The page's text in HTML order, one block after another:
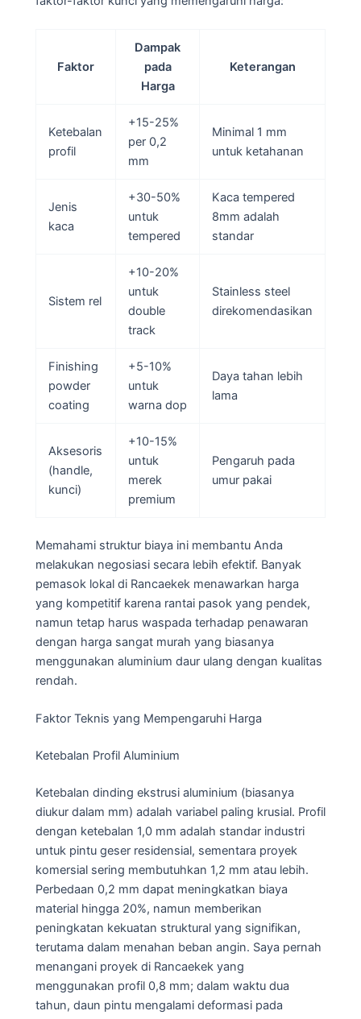
Faktor
Dampak
pada
Harga
Keterangan
Ketebalan
profil
+15-25%
per 0,2
mm
Minimal 1 mm
untuk ketahanan
Jenis
kaca
+30-50%
untuk
tempered
Kaca tempered
8mm adalah
standar
Sistem rel
+10-20%
untuk
double
track
Stainless steel
direkomendasikan
Finishing
powder
coating
+5-10%
untuk
warna dop
Daya tahan lebih
lama
Aksesoris
(handle,
kunci)
+10-15%
untuk
merek
premium
Pengaruh pada
umur pakai
Memahami struktur biaya ini membantu Anda
melakukan negosiasi secara lebih efektif. Banyak
pemasok lokal di Rancaekek menawarkan harga
yang kompetitif karena rantai pasok yang pendek,
namun tetap harus waspada terhadap penawaran
dengan harga sangat murah yang biasanya
menggunakan aluminium daur ulang dengan kualitas
rendah.
Faktor Teknis yang Mempengaruhi Harga
Ketebalan Profil Aluminium
Ketebalan dinding ekstrusi aluminium (biasanya
diukur dalam mm) adalah variabel paling krusial. Profil
dengan ketebalan 1,0 mm adalah standar industri
untuk pintu geser residensial, sementara proyek
komersial sering membutuhkan 1,2 mm atau lebih.
Perbedaan 0,2 mm dapat meningkatkan biaya
material hingga 20%, namun memberikan
peningkatan kekuatan struktural yang signifikan,
terutama dalam menahan beban angin. Saya pernah
menangani proyek di Rancaekek yang
menggunakan profil 0,8 mm; dalam waktu dua
tahun, daun pintu mengalami deformasi pada